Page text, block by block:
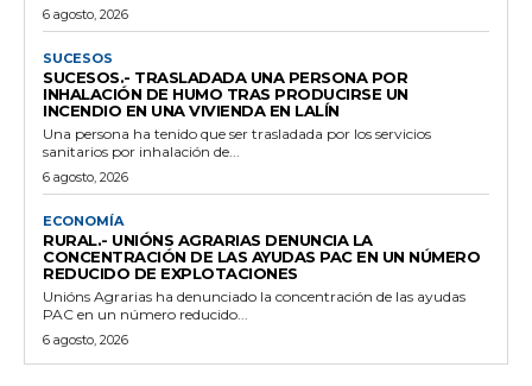
6 agosto, 2026
SUCESOS
SUCESOS.- TRASLADADA UNA PERSONA POR
INHALACIÓN DE HUMO TRAS PRODUCIRSE UN
INCENDIO EN UNA VIVIENDA EN LALÍN
Una persona ha tenido que ser trasladada por los servicios
sanitarios por inhalación de...
6 agosto, 2026
ECONOMÍA
RURAL.- UNIÓNS AGRARIAS DENUNCIA LA
CONCENTRACIÓN DE LAS AYUDAS PAC EN UN NÚMERO
REDUCIDO DE EXPLOTACIONES
Unións Agrarias ha denunciado la concentración de las ayudas
PAC en un número reducido...
6 agosto, 2026